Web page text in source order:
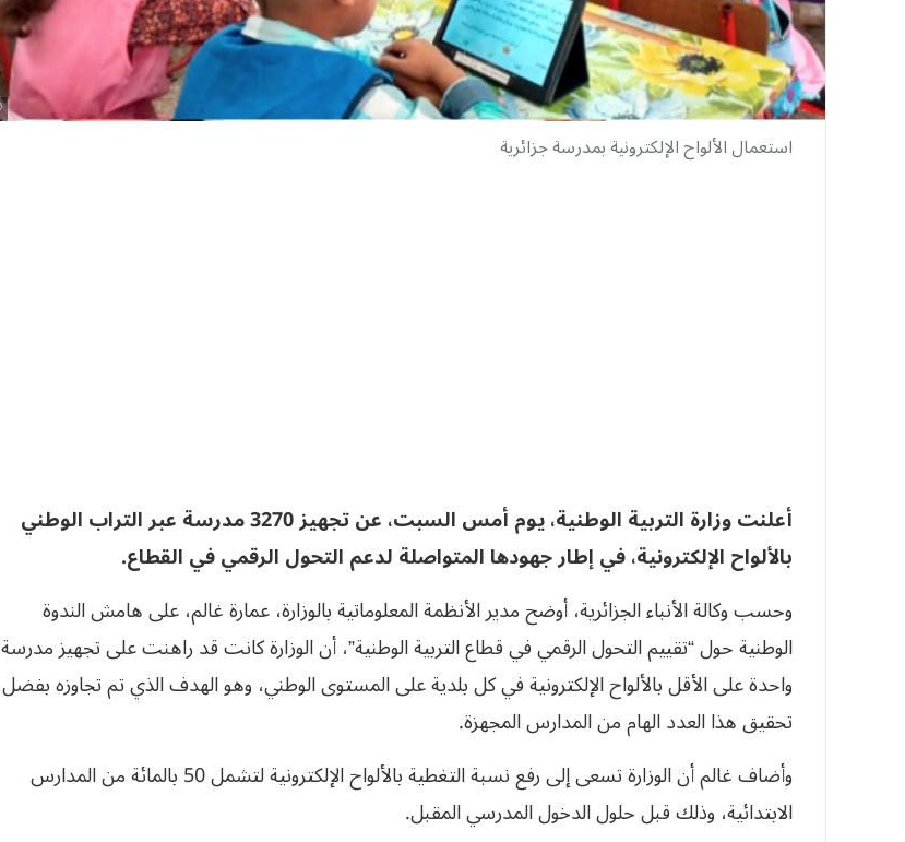
استعمال الألواح الإلكترونية بمدرسة جزائرية
أعلنت وزارة التربية الوطنية، يوم أمس السبت، عن تجهيز 3270 مدرسة عبر التراب الوطني
بالألواح الإلكترونية، في إطار جهودها المتواصلة لدعم التحول الرقمي في القطاع.
وحسب وكالة الأنباء الجزائرية، أوضح مدير الأنظمة المعلوماتية بالوزارة، عمارة غالم، على هامش الندوة
الوطنية حول “تقييم التحول الرقمي في قطاع التربية الوطنية”، أن الوزارة كانت قد راهنت على تجهيز مدرسة
واحدة على الأقل بالألواح الإلكترونية في كل بلدية على المستوى الوطني، وهو الهدف الذي تم تجاوزه بفضل
تحقيق هذا العدد الهام من المدارس المجهزة.
وأضاف غالم أن الوزارة تسعى إلى رفع نسبة التغطية بالألواح الإلكترونية لتشمل 50 بالمائة من المدارس
الابتدائية، وذلك قبل حلول الدخول المدرسي المقبل.